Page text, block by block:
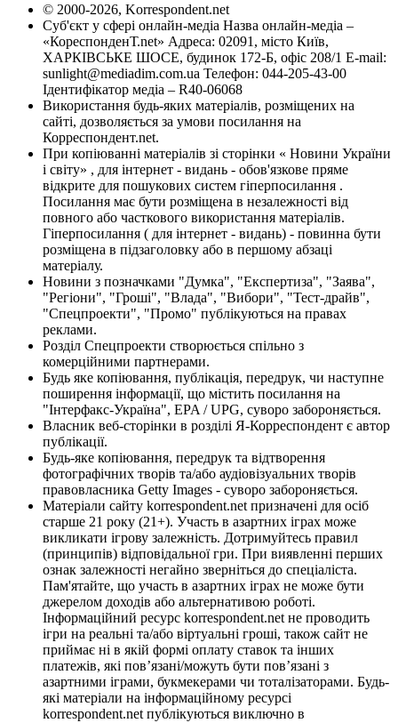
© 2000-2026, Korrespondent.net
Суб'єкт у сфері онлайн-медіа Назва онлайн-медіа –
«КореспонденТ.net» Адреса: 02091, місто Київ,
ХАРКІВСЬКЕ ШОСЕ, будинок 172-Б, офіс 208/1 E-mail:
sunlight@mediadim.com.ua Телефон: 044-205-43-00
Ідентифікатор медіа – R40-06068
Використання будь-яких матеріалів, розміщених на
сайті, дозволяється за умови посилання на
Корреспондент.net.
При копіюванні матеріалів зі сторінки « Новини України
і світу» , для інтернет - видань - обов'язкове пряме
відкрите для пошукових систем гіперпосилання .
Посилання має бути розміщена в незалежності від
повного або часткового використання матеріалів.
Гіперпосилання ( для інтернет - видань) - повинна бути
розміщена в підзаголовку або в першому абзаці
матеріалу.
Новини з позначками "Думка", "Експертиза", "Заява",
"Регіони", "Гроші", "Влада", "Вибори", "Тест-драйв",
"Спецпроекти", "Промо" публікуються на правах
реклами.
Розділ Спецпроекти створюється спільно з
комерційними партнерами.
Будь яке копіювання, публікація, передрук, чи наступне
поширення інформації, що містить посилання на
"Інтерфакс-Україна", EPA / UPG, суворо забороняється.
Власник веб-сторінки в розділі Я-Корреспондент є автор
публікації.
Будь-яке копіювання, передрук та відтворення
фотографічних творів та/або аудіовізуальних творів
правовласника Getty Images - суворо забороняється.
Матеріали сайту korrespondent.net призначені для осіб
старше 21 року (21+). Участь в азартних іграх може
викликати ігрову залежність. Дотримуйтесь правил
(принципів) відповідальної гри. При виявленні перших
ознак залежності негайно зверніться до спеціаліста.
Пам'ятайте, що участь в азартних іграх не може бути
джерелом доходів або альтернативою роботі.
Інформаційний ресурс korrespondent.net не проводить
ігри на реальні та/або віртуальні гроші, також сайт не
приймає ні в якій формі оплату ставок та інших
платежів, які пов’язані/можуть бути пов’язані з
азартними іграми, букмекерами чи тоталізаторами. Будь-
які матеріали на інформаційному ресурсі
korrespondent.net публікуються виключно в